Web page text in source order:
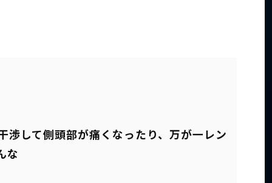
渉して側頭部が痛くなったり、万が一レン
な